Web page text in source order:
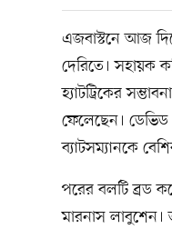
এজবাস্টনে আজ
দেরিতে। সহায়ক
হ্যাটট্রিকের
ফেলেছেন। ডেভিড
ব্যাটসম্যানকে
পরের বলটি ব্রড
মারনাস লাবুশেন।